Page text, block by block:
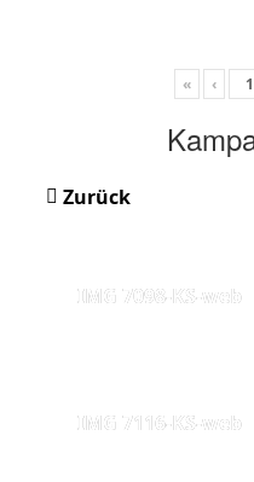
« ‹
Zurück
IMG 7098-KS-web
IMG 7116-KS-web